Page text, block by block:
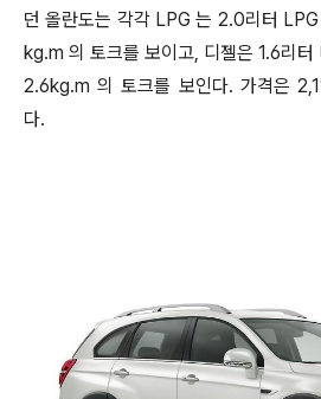
던 올란도는 각각 LPG 는 2.0리터 LPG
kg.m 의 토크를 보이고, 디젤은 1.6리터
2.6kg.m 의 토크를 보인다. 가격은
다.